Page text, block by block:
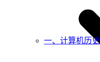
一、计算机历史